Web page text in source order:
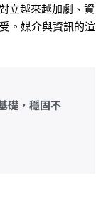
立越來越加劇、資
。媒介與資訊的渲
礎，穩固不